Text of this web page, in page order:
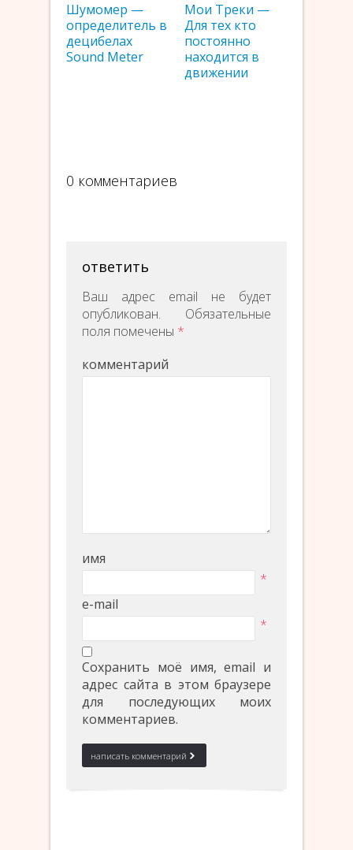
Шумомер —
определитель в
децибелах
Sound Meter
Мои Треки —
Для тех кто
постоянно
находится в
движении
0 комментариев
ответить
Ваш адрес email не будет
опубликован.
Обязательные
поля помечены *
комментарий
имя
*
e-mail
*
Сохранить моё имя, email и
адрес сайта в этом браузере
для последующих моих
комментариев.